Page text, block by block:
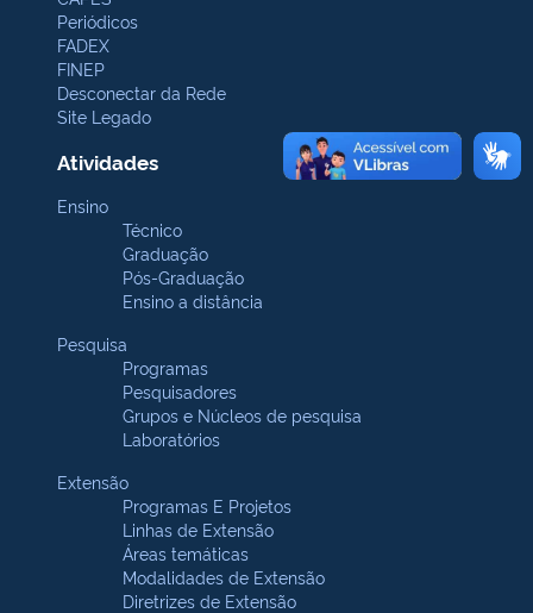
Periódicos
FADEX
FINEP
Desconectar da Rede
Site Legado
Atividades
Ensino
Técnico
Graduação
Pós-Graduação
Ensino a distância
Pesquisa
Programas
Pesquisadores
Grupos e Núcleos de pesquisa
Laboratórios
Extensão
Programas E Projetos
Linhas de Extensão
Áreas temáticas
Modalidades de Extensão
Diretrizes de Extensão